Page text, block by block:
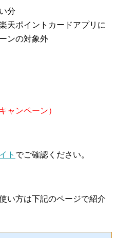
分
天ポイントカードアプリに
ンの対象外
ャンペーン）
ト でご確認ください。
い方は下記のページで紹介